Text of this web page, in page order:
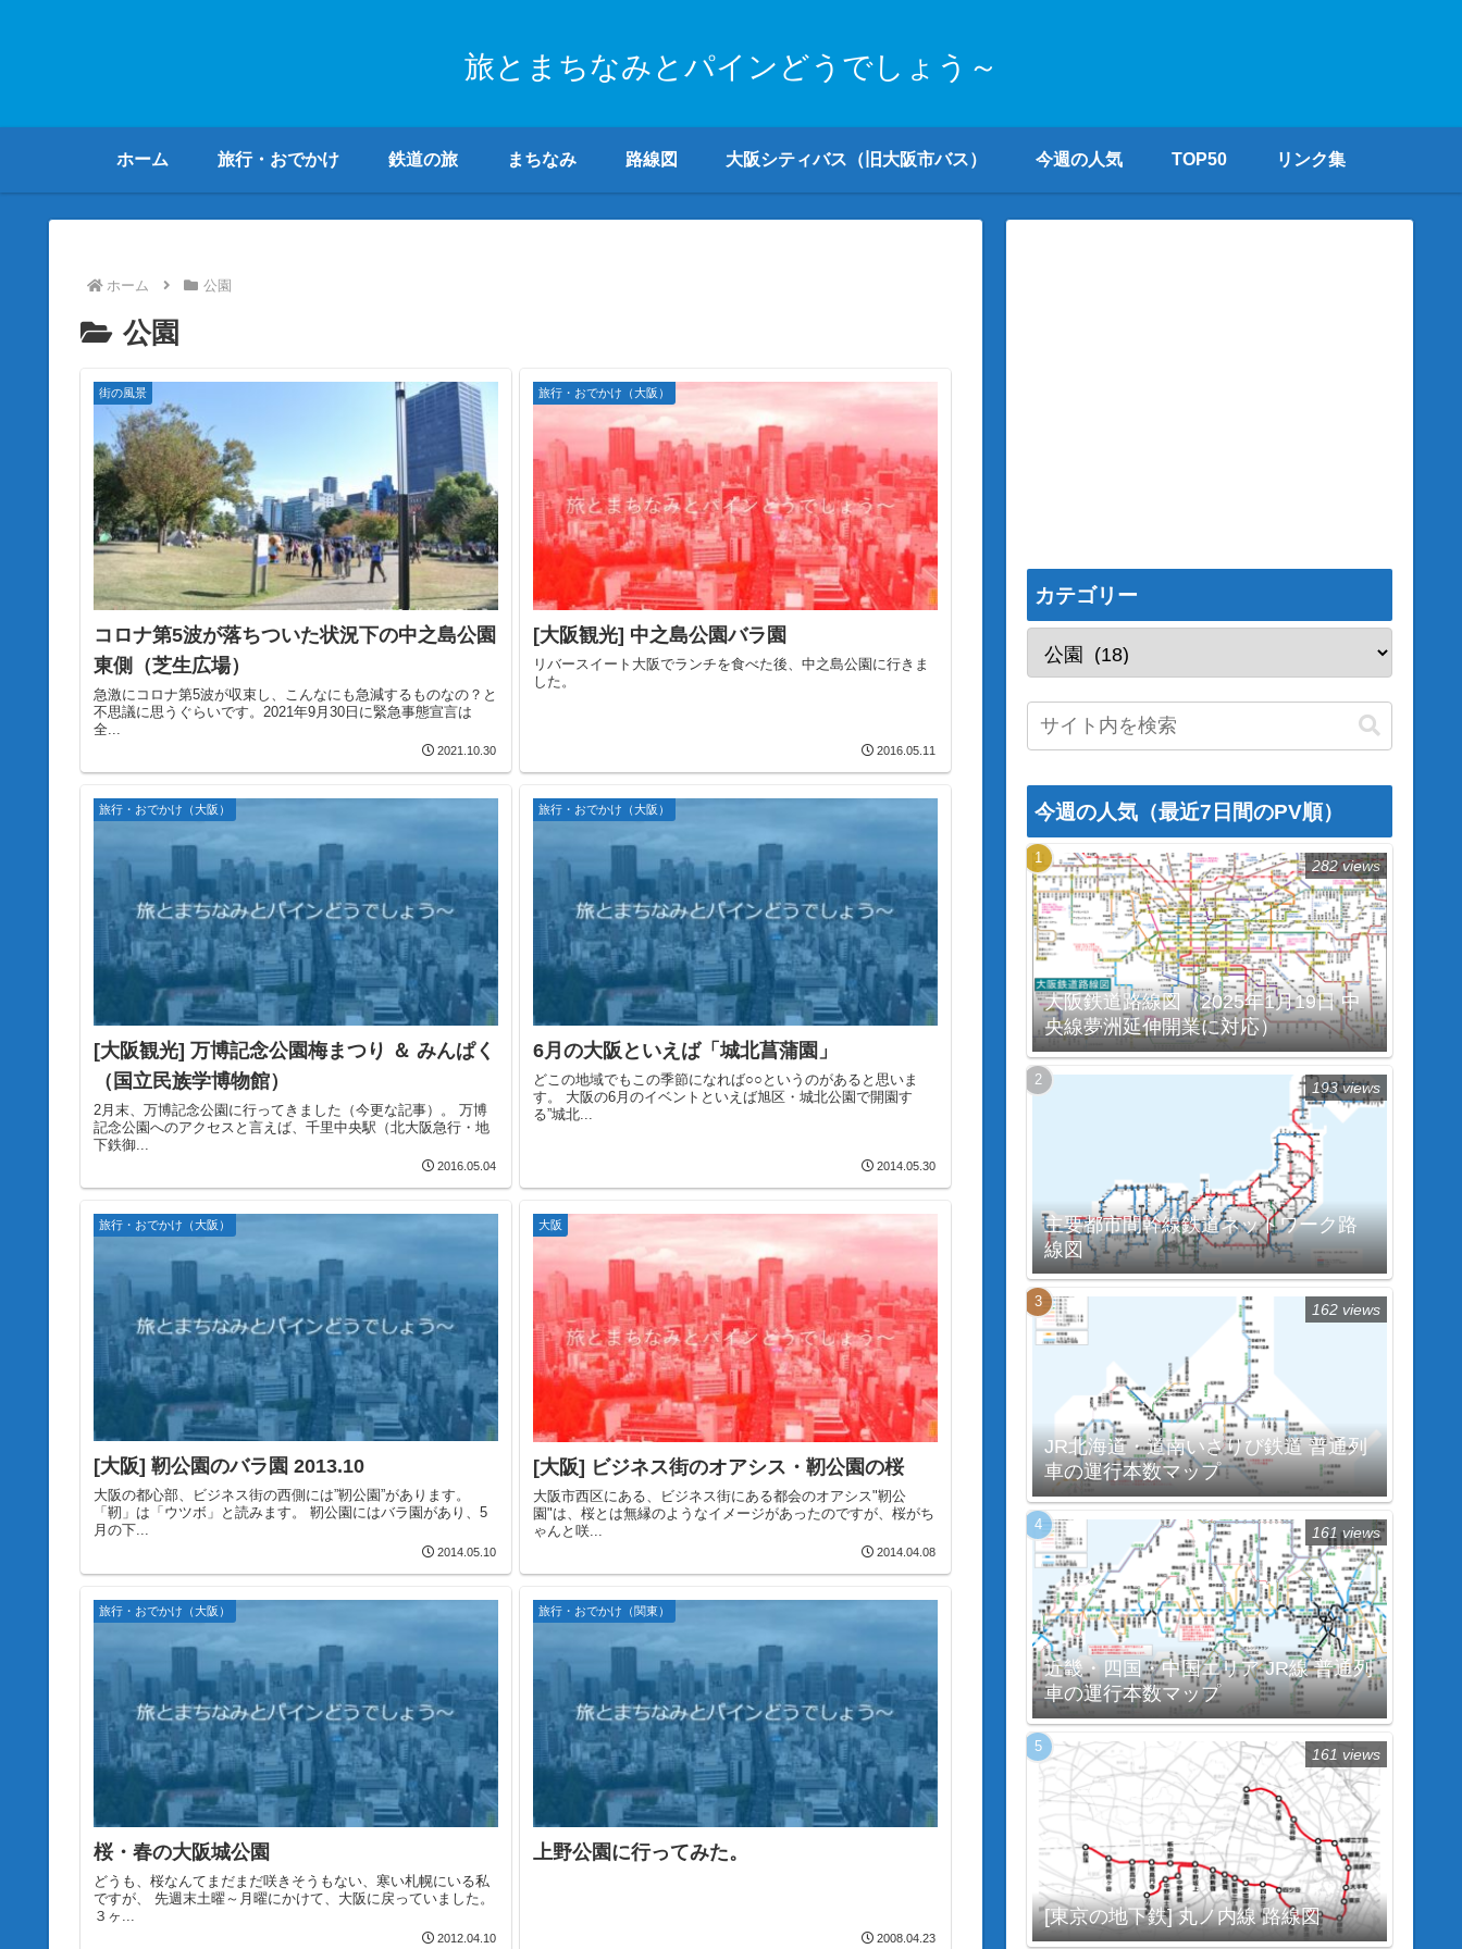
旅とまちなみとパインどうでしょう～
ホーム 旅行・おでかけ 鉄道の旅 まちなみ 路線図 大阪シティバス（旧大阪市バス） 今週の人気 TOP50 リンク集
ホーム 公園
公園
街の風景
コロナ第5波が落ちついた状況下の中之島公園
東側（芝生広場）
急激にコロナ第5波が収束し、こんなにも急減するものなの？と
不思議に思うぐらいです。2021年9月30日に緊急事態宣言は
全...
2021.10.30
旅行・おでかけ（大阪）
[大阪観光] 中之島公園バラ園
リバースイート大阪でランチを食べた後、中之島公園に行きま
した。
2016.05.11
旅行・おでかけ（大阪）
[大阪観光] 万博記念公園梅まつり ＆ みんぱく
（国立民族学博物館）
2月末、万博記念公園に行ってきました（今更な記事）。 万博
記念公園へのアクセスと言えば、千里中央駅（北大阪急行・地
下鉄御...
2016.05.04
旅行・おでかけ（大阪）
6月の大阪といえば「城北菖蒲園」
どこの地域でもこの季節になれば○○というのがあると思いま
す。 大阪の6月のイベントといえば旭区・城北公園で開園す
る”城北...
2014.05.30
旅行・おでかけ（大阪）
[大阪] 靭公園のバラ園 2013.10
大阪の都心部、ビジネス街の西側には”靭公園”があります。
「靭」は「ウツボ」と読みます。 靭公園にはバラ園があり、5
月の下...
2014.05.10
大阪
[大阪] ビジネス街のオアシス・靭公園の桜
大阪市西区にある、ビジネス街にある都会のオアシス"靭公
園"は、桜とは無縁のようなイメージがあったのですが、桜がち
ゃんと咲...
2014.04.08
旅行・おでかけ（大阪）
桜・春の大阪城公園
どうも、桜なんてまだまだ咲きそうもない、寒い札幌にいる私
ですが、 先週末土曜～月曜にかけて、大阪に戻っていました。
３ヶ...
2012.04.10
旅行・おでかけ（関東）
上野公園に行ってみた。
2008.04.23
カテゴリー
今週の人気（最近7日間のPV順）
大阪鉄道路線図（2025年1月19日 中
央線夢洲延伸開業に対応）
282 views
主要都市間幹線鉄道ネットワーク路
線図
193 views
JR北海道・道南いさりび鉄道 普通列
車の運行本数マップ
162 views
近畿・四国・中国エリア JR線 普通列
車の運行本数マップ
161 views
[東京の地下鉄] 丸ノ内線 路線図
161 views